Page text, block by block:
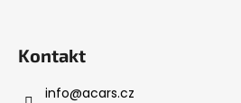
Kontakt
info@acars.cz